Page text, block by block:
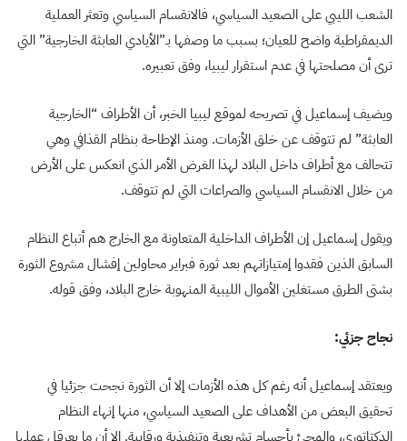
الشعب الليبي على الصعيد السياسي، فالانقسام السياسي وتعثر العملية
الديمقراطية واضح للعيان؛ بسبب ما وصفها بـ”الأيادي العابثة الخارجية” التي
ترى أن مصلحتها في عدم استقرار ليبيا، وفق تعبيره.
ويضيف إسماعيل في تصريحه لموقع ليبيا الخبر، أن الأطراف “الخارجية
العابثة” لم تتوقف عن خلق الأزمات. ومنذ الإطاحة بنظام القذافي وهي
تتحالف مع أطراف داخل البلاد لهذا الغرض الأمر الذي انعكس على الأرض
من خلال الانقسام السياسي والصراعات التي لم تتوقف.
ويقول إسماعيل إن الأطراف الداخلية المتعاونة مع الخارج هم أتباع النظام
السابق الذين فقدوا إمتيازاتهم بعد ثورة فبراير محاولين إفشال مشروع الثورة
بشتى الطرق مستغلين الأموال الليبية المنهوبة خارج البلاد، وفق قوله.
نجاح جزئي:
ويعتقد إسماعيل أنه رغم كل هذه الأزمات إلا أن الثورة نجحت جزئيا في
تحقيق البعض من الأهداف على الصعيد السياسي، منها إنهاء النظام
الدكتاتوري، والمجئ بأجسام تشريعية وتنفيذية ورقابية. إلا أن ما يعرقل عملها